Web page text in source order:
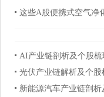
这些A股便携式空气净
AI产业链剖析及个股梳
光伏产业链解析及个股
新能源汽车产业链剖析